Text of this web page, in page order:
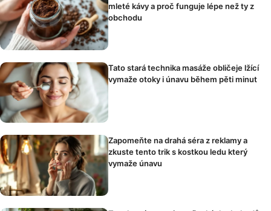
mleté kávy a proč funguje lépe než ty z
obchodu
Tato stará technika masáže obličeje lžící
vymaže otoky i únavu během pěti minut
Zapomeňte na drahá séra z reklamy a
zkuste tento trik s kostkou ledu který
vymaže únavu